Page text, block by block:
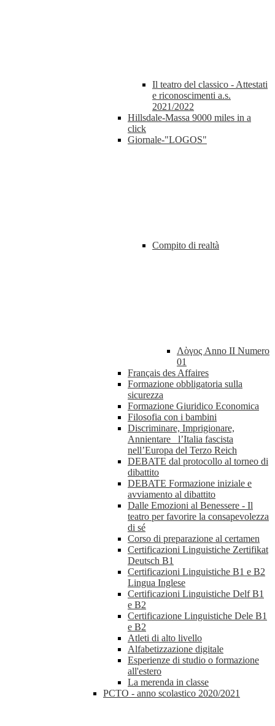
Il teatro del classico - Attestati
e riconoscimenti a.s.
2021/2022
Hillsdale-Massa 9000 miles in a
click
Giornale-"LOGOS"
Compito di realtà
Λὸγος Anno II Numero
01
Français des Affaires
Formazione obbligatoria sulla
sicurezza
Formazione Giuridico Economica
Filosofia con i bambini
Discriminare, Imprigionare,
Annientare_ l’Italia fascista
nell’Europa del Terzo Reich
DEBATE dal protocollo al torneo di
dibattito
DEBATE Formazione iniziale e
avviamento al dibattito
Dalle Emozioni al Benessere - Il
teatro per favorire la consapevolezza
di sé
Corso di preparazione al certamen
Certificazioni Linguistiche Zertifikat
Deutsch B1
Certificazioni Linguistiche B1 e B2
Lingua Inglese
Certificazioni Linguistiche Delf B1
e B2
Certificazione Linguistiche Dele B1
e B2
Atleti di alto livello
Alfabetizzazione digitale
Esperienze di studio o formazione
all'estero
La merenda in classe
PCTO - anno scolastico 2020/2021